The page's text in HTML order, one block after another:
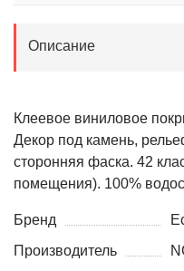
Описание
Клеевое виниловое
Декор под камень,
сторонняя фаска. 42
помещения). 100%
Бренд
Производитель